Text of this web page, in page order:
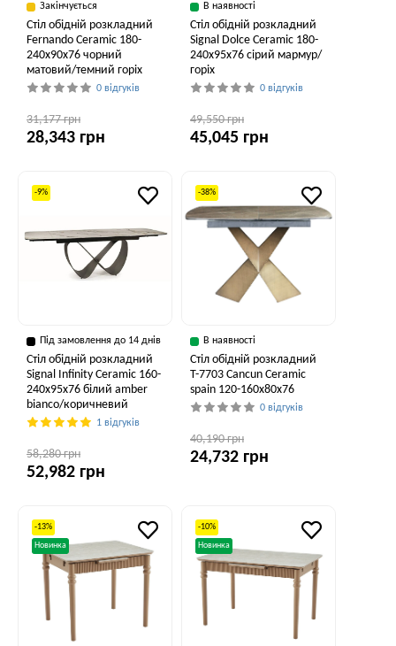
Закінчується
Стіл обідній розкладний
Fernando Ceramic 180-
240x90x76 чорний
матовий/темний горіх
0 відгуків
31,177 грн
28,343 грн
В наявності
Стіл обідній розкладний
Signal Dolce Ceramic 180-
240x95x76 сірий мармур/
горіх
0 відгуків
49,550 грн
45,045 грн
-9%
Під замовлення до 14 днів
Стіл обідній розкладний
Signal Infinity Ceramic 160-
240x95x76 білий amber
bianco/коричневий
1 відгуків
58,280 грн
52,982 грн
-38%
В наявності
Стіл обідній розкладний
T-7703 Cancun Ceramic
spain 120-160x80x76
0 відгуків
40,190 грн
24,732 грн
-13%
Новинка
-10%
Новинка